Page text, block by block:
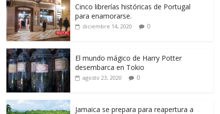
Cinco librerías históricas de Portugal
para enamorarse.
diciembre 14, 2020 0
El mundo mágico de Harry Potter
desembarca en Tokio
agosto 23, 2020 0
Jamaica se prepara para reapertura a